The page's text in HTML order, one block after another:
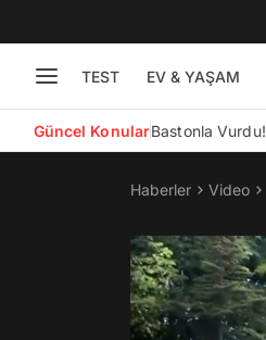
TEST EV & YAŞAM
Güncel KonularBastonla Vurdu!
Haberler Video